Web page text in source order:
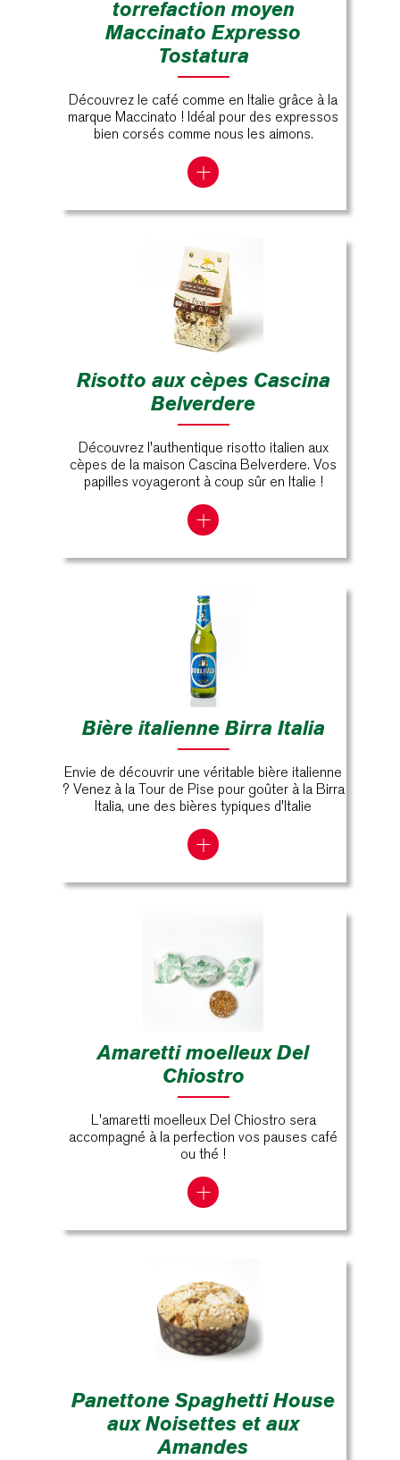
torrefaction moyen
Maccinato Expresso
Tostatura
Découvrez le café comme en Italie grâce à la
marque Maccinato ! Idéal pour des expressos
bien corsés comme nous les aimons.
Risotto aux cèpes Cascina
Belverdere
Découvrez l'authentique risotto italien aux
cèpes de la maison Cascina Belverdere. Vos
papilles voyageront à coup sûr en Italie !
Bière italienne Birra Italia
Envie de découvrir une véritable bière italienne
? Venez à la Tour de Pise pour goûter à la Birra
Italia, une des bières typiques d'Italie
Amaretti moelleux Del
Chiostro
L'amaretti moelleux Del Chiostro sera
accompagné à la perfection vos pauses café
ou thé !
Panettone Spaghetti House
aux Noisettes et aux
Amandes